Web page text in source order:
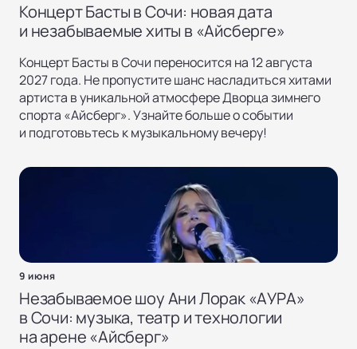
Концерт Басты в Сочи: новая дата
и незабываемые хиты в «Айсберге»
Концерт Басты в Сочи переносится на 12 августа
2027 года. Не пропустите шанс насладиться хитами
артиста в уникальной атмосфере Дворца зимнего
спорта «Айсберг». Узнайте больше о событии
и подготовьтесь к музыкальному вечеру!
9 июня
Незабываемое шоу Ани Лорак «АУРА»
в Сочи: музыка, театр и технологии
на арене «Айсберг»